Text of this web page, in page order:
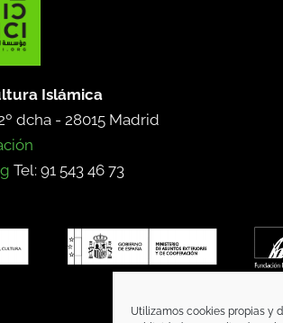
Utilizamos cookies propias y
Islámica
dcha - 28015 Madrid
Tel: 91 543 46 73